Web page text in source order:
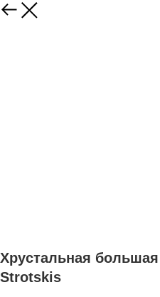
Хрустальная
Strotskis